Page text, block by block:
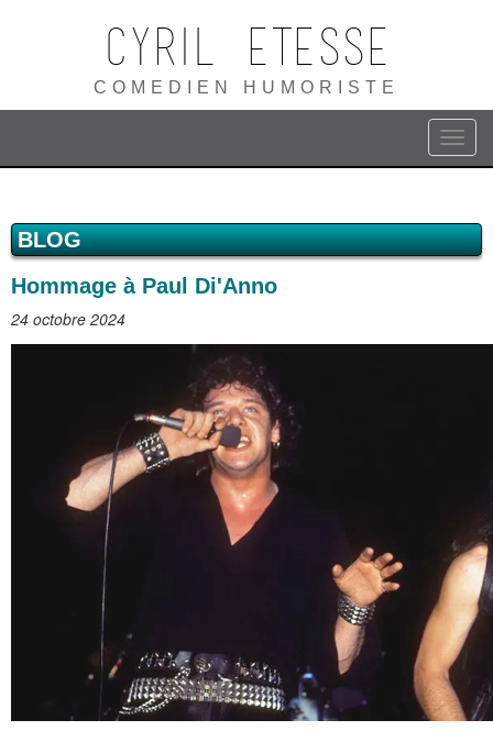
Cyril ETESSE
COMEDIEN HUMORISTE
BLOG
Hommage à Paul Di'Anno
24 octobre 2024